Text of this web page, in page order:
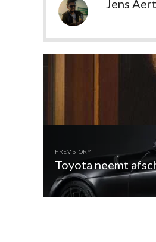
Jens
PREV STORY
Toyota neemt